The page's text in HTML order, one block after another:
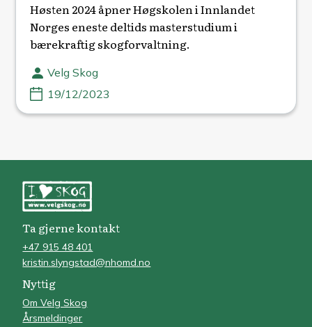
Høsten 2024 åpner Høgskolen i Innlandet
Norges eneste deltids masterstudium i
bærekraftig skogforvaltning.
Velg Skog
19/12/2023
Ta gjerne kontakt
+47 915 48 401
kristin.slyngstad@nhomd.no
Nyttig
Om Velg Skog
Årsmeldinger